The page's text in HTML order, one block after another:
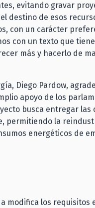
evitando gravar
destino de esos
con un carácter
con un texto que
más y hacerlo de
Diego Pardow,
apoyo de los
busca entregar
permitiendo la
energéticos de
modifica los requisitos